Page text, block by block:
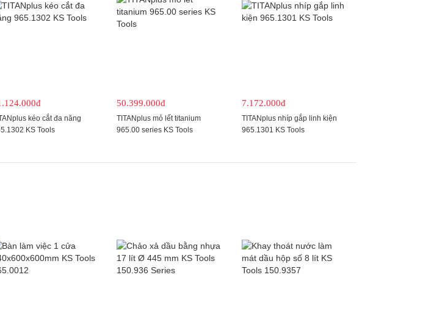
kéo cắt đa năng
KS Tools
50.399.000đ
TITANplus mỏ lết titanium
965.00 series KS Tools
7.172.000đ
TITANplus nhíp gắp linh kiện
965.1301 KS Tools